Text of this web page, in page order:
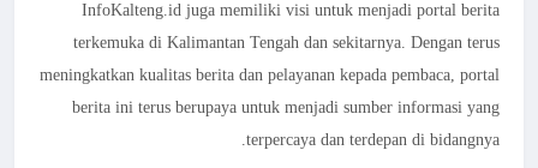
InfoKalteng.id juga memiliki visi untuk menjadi portal berita
terkemuka di Kalimantan Tengah dan sekitarnya. Dengan terus
meningkatkan kualitas berita dan pelayanan kepada pembaca, portal
berita ini terus berupaya untuk menjadi sumber informasi yang
terpercaya dan terdepan di bidangnya.